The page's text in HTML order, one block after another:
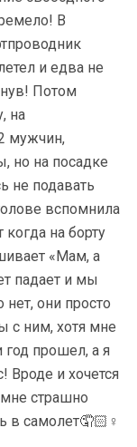
В
и едва не
Потом
на
мужчин,
но на посадке
не подавать
вспомнила
на борту
«Мам, а
падает и мы
они просто
с ним, хотя мне
год прошел, а я
Вроде и хочется
мне страшно
в самолет🤦🏻♀